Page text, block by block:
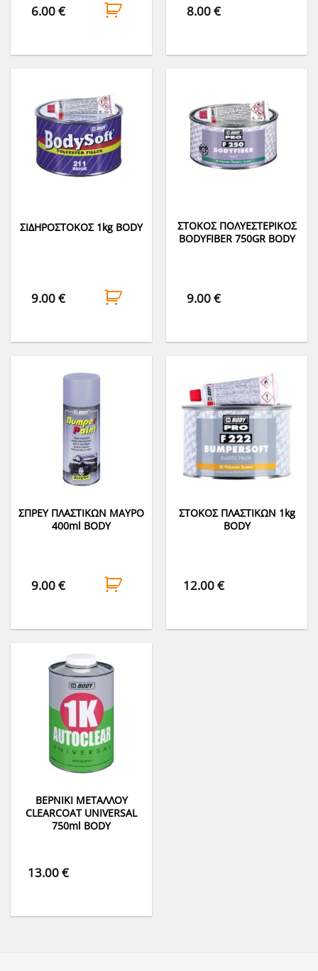
6.00€ 8.00€
ΣΙΔΗΡΟΣΤΟΚΟΣ 1kg BODY
9.00€
ΣΤΟΚΟΣ ΠΟΛΥΕΣΤΕΡΙΚΟΣ
ΒΟDYFIBER 750GR BODY
9.00€
ΣΠΡΕΥ ΠΛΑΣΤΙΚΩΝ ΜΑΥΡΟ
400ml BODY
9.00€
ΣΤΟΚΟΣ ΠΛΑΣΤΙΚΩΝ 1kg
BODY
12.00€
ΒΕΡΝΙΚΙ ΜΕΤΑΛΛΟΥ
CLEARCOAT UNIVERSAL
750ml BODY
13.00€